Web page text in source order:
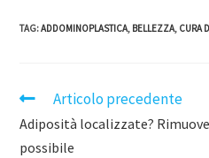
TAG:ADDOMINOPLASTICA, BELLEZZA, CURA
Articolo precedente
Adiposità localizzate?
possibile